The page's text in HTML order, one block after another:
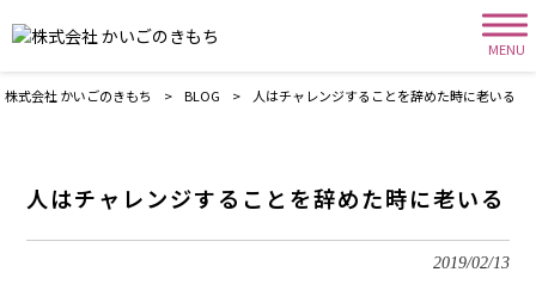
MENU
株式会社 かいごのきもち > BLOG > 人はチャレンジすることを辞めた時に老いる
人はチャレンジすることを辞めた時に老いる
2019/02/13